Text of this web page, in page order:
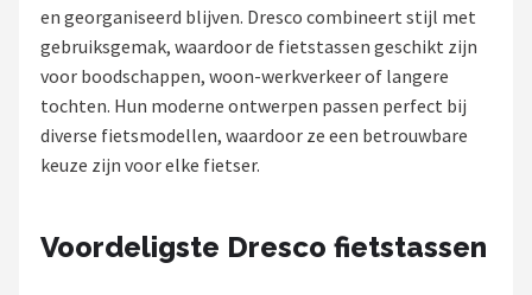
Basil
Volare
ABUS
en georganiseerd blijven. Dresco combineert stijl met
gebruiksgemak, waardoor de fietstassen geschikt zijn
voor boodschappen, woon-werkverkeer of langere
tochten. Hun moderne ontwerpen passen perfect bij
diverse fietsmodellen, waardoor ze een betrouwbare
keuze zijn voor elke fietser.
Voordeligste Dresco fietstassen